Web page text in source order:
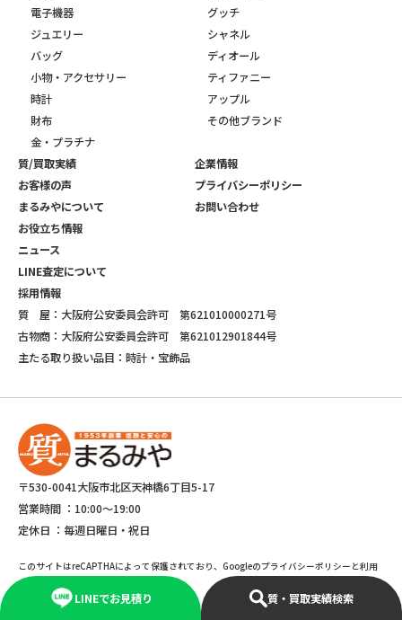
LINEでお見積り 質・買取実績検索
電子機器
ジュエリー
バッグ
小物・アクセサリー
時計
財布
金・プラチナ
グッチ
シャネル
ディオール
ティファニー
アップル
その他ブランド
質/買取実績
お客様の声
まるみやについて
お役立ち情報
ニュース
LINE査定について
採用情報
企業情報
プライバシーポリシー
お問い合わせ
質 屋：大阪府公安委員会許可 第621010000271号
古物商：大阪府公安委員会許可 第621012901844号
主たる取り扱い品目：時計・宝飾品
〒530-0041大阪市北区天神橋6丁目5-17
営業時間 ： 10:00～19:00
定休日 ： 毎週日曜日・祝日
このサイトはreCAPTHAによって保護されており、Googleのプライバシーポリシーと利用
規約が適応されます。